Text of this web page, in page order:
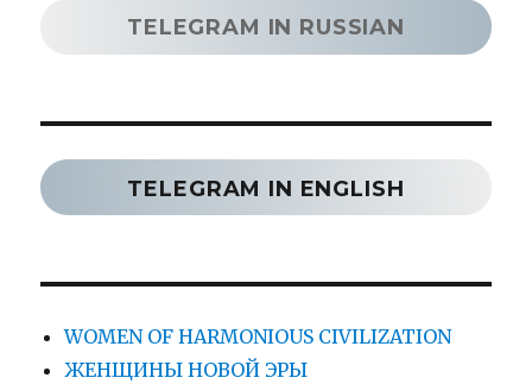
TELEGRAM IN RUSSIAN
TELEGRAM IN ENGLISH
WOMEN OF HARMONIOUS CIVILIZATION
ЖЕНЩИНЫ НОВОЙ ЭРЫ